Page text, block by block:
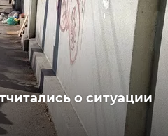
о ситуации